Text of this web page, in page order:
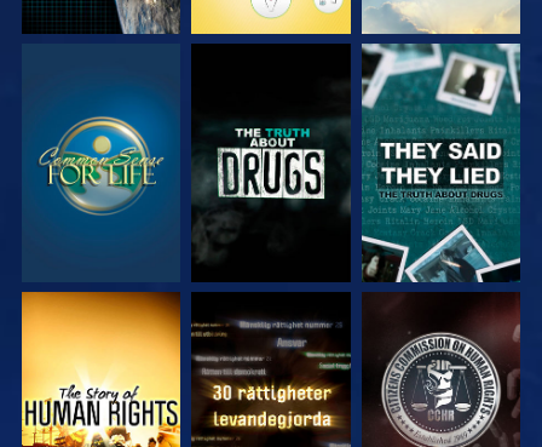
TITTA TITTA TITTA
TITTA TITTA TITTA